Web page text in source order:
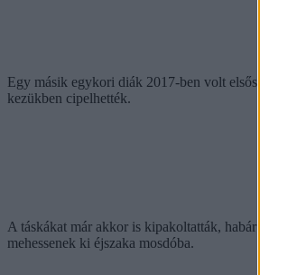
Egy másik egykori diák 2017-ben volt elsős a
kezükben cipelhették.
A táskákat már akkor is kipakoltatták, habár a
mehessenek ki éjszaka mosdóba.